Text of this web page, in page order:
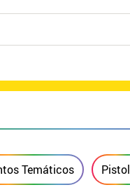
Temáticos